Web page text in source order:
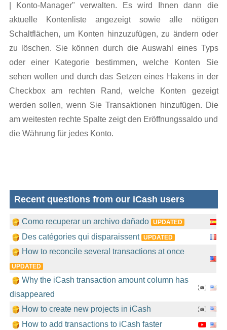
| Konto-Manager" verwalten. Es wird Ihnen dann die
aktuelle Kontenliste angezeigt sowie alle nötigen
Schaltflächen, um Konten hinzuzufügen, zu ändern oder
zu löschen. Sie können durch die Auswahl eines Typs
oder einer Kategorie bestimmen, welche Konten Sie
sehen wollen und durch das Setzen eines Hakens in der
Checkbox am rechten Rand, welche Konten gezeigt
werden sollen, wenn Sie Transaktionen hinzufügen. Die
am weitesten rechte Spalte zeigt den Eröffnungssaldo und
die Währung für jedes Konto.
Recent questions from our iCash users
Como recuperar un archivo dañado UPDATED
Des catégories qui disparaissent UPDATED
How to reconcile several transactions at once
UPDATED
Why the iCash transaction amount column has
disappeared
How to create new projects in iCash
How to add transactions to iCash faster